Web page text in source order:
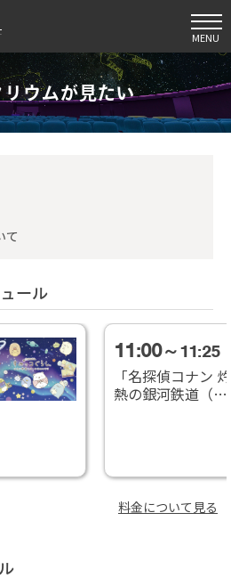
MENU
ウムが見たい
て
ール
11:00～11:25
「名探偵コナン 灼
熱の銀河鉄道（ギ
料金について見る